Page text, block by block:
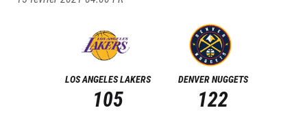
LOS ANGELES LAKERS
105
DENVER NUGGETS
122